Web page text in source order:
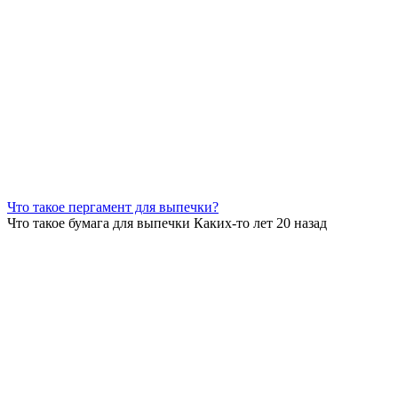
Что такое пергамент для выпечки?
Что такое бумага для выпечки Каких-то лет 20 назад